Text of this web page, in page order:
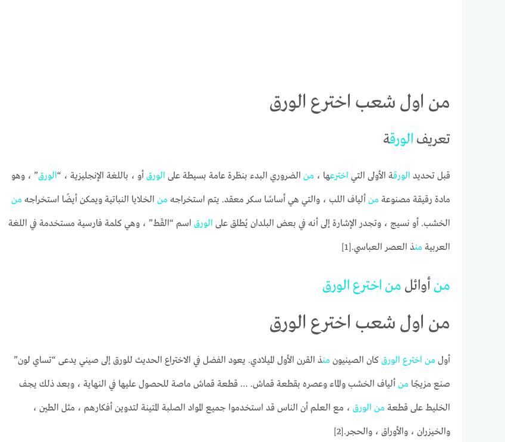
من اول شعب اخترع الورق
تعريف الورقة
قبل تحديد الورقة الأولى التي اخترعها ، من الضروري البدء بنظرة عامة بسيطة على الورق أو ، باللغة الإنجليزية ، “الورق” ، وهو
مادة رقيقة مصنوعة من ألياف اللب ، والتي هي أساسًا سكر معقد. يتم استخراجه من الخلايا النباتية ويمكن أيضًا استخراجه من
الخشب. أو نسيج ، وتجدر الإشارة إلى أنه في بعض البلدان يُطلق على الورق اسم “القَط” ، وهي كلمة فارسية مستخدمة في اللغة
العربية منذ العصر العباسي.[1]
من أوائل من اخترع الورق
من اول شعب اخترع الورق
أول من اخترع الورق كان الصينيون منذ القرن الأول الميلادي. يعود الفضل في الاختراع الحديث للورق إلى صيني يدعى “تساي لون”
صنع مزيجًا من ألياف الخشب والماء وعصره بقطعة قماش. … قطعة قماش ماصة للحصول عليها في النهاية ، وبعد ذلك يجف
الخليط على قطعة من الورق ، مع العلم أن الناس قد استخدموا جميع المواد الصلبة المتينة لتدوين أفكارهم ، مثل الطين ،
والخيزران ، والأوراق ، والحجر.[2]